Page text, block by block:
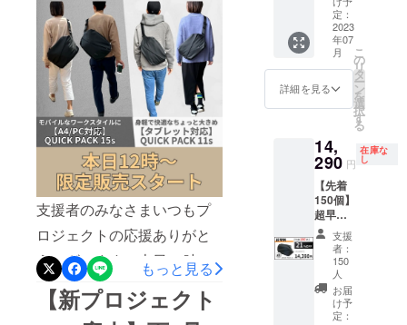
ユーザー様から高評価をい
ただいているQUICK PACK
tote。ぜひチェックしてみて
ください。≫会場はこちら
事や何気なく使うことの多
い「14型PC」や「A4書
類」がピッタリサイズ️。も
ちろん大きいだけのバッグ
ではなく、・取り出しやす
く探さない『定位置設
計』・スマホをサッと取り
出せる『スマポッケ』・拡
張できる『ドリンクポッ
ケ』など、日々の生活を快
適にする機能が満載！すで
にお使い頂いているユー
ザー様からは「仕事でもパ
支援者のみなさまいつもプ
ロジェクトの応援ありがと
うございます。本日12時よ
りあなたのワークライフを
快適にするボディバッグ「2
もっと見る
【新プロジェクト
一律無
料 ※ 割
引率は
販売予
定価格
に送料
するも
ので
す。 ※
デザイ
ン・仕
様は変
更にな
る可能
性もご
ざいま
す。ご
了承く
ださ
込,送料
販売予
定価
格：
36,000
円が
【25%
8,980円
割引の
27,020
円で購
入可能
です。
※ 消費
税込み
※ 送料
は全国
一律無
料 ※ 割
引率は
定：
2023
年07
月
詳細を見る
こ
の
リ
タ
ー
ン
を
選
択
す
る
14,
290 円
在庫な
し
【先着
150個】
超早割
※先着
150名限
定※ 超
早割
14,290
円 (税
込,送料
支援
者：
150
人
お届
け予
定：